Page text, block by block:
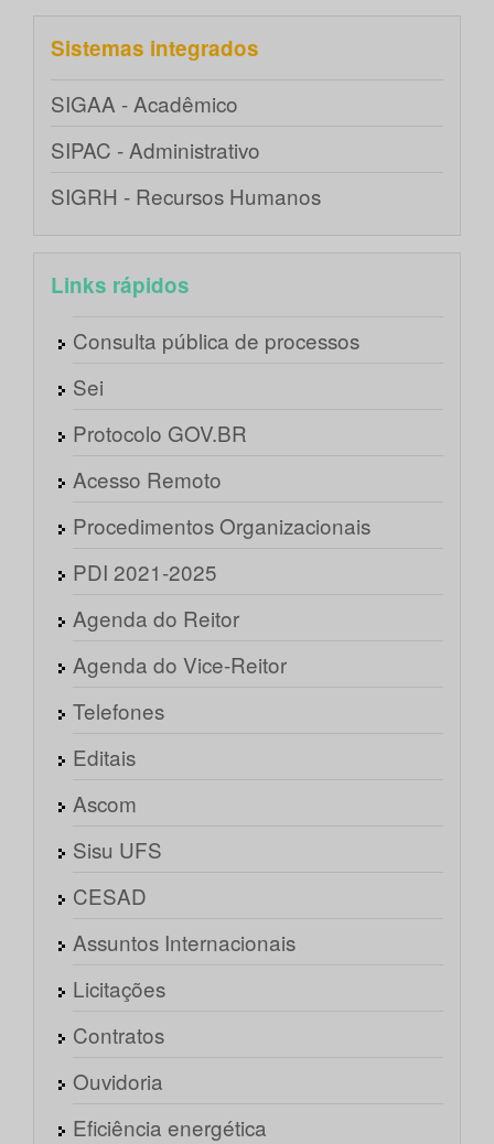
Sistemas integrados
SIGAA - Acadêmico
SIPAC - Administrativo
SIGRH - Recursos Humanos
Links rápidos
Consulta pública de processos
Sei
Protocolo GOV.BR
Acesso Remoto
Procedimentos Organizacionais
PDI 2021-2025
Agenda do Reitor
Agenda do Vice-Reitor
Telefones
Editais
Ascom
Sisu UFS
CESAD
Assuntos Internacionais
Licitações
Contratos
Ouvidoria
Eficiência energética